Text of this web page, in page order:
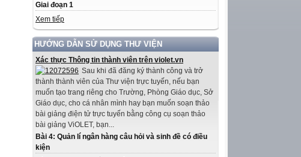
Giai đoạn 1
Xem tiếp
HƯỚNG DẪN SỬ DỤNG THƯ VIỆN
Xác thực Thông tin thành viên trên violet.vn
Sau khi đã đăng ký thành công và trở
thành thành viên của Thư viện trực tuyến, nếu bạn
muốn tạo trang riêng cho Trường, Phòng Giáo dục, Sở
Giáo dục, cho cá nhân mình hay bạn muốn soạn thảo
bài giảng điện tử trực tuyến bằng công cụ soạn thảo
bài giảng ViOLET, bạn...
Bài 4: Quản lí ngân hàng câu hỏi và sinh đề có điều
kiện